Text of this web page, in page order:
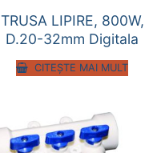
TRUSA LIPIRE, 800W,
D.20-32mm Digitala
CITEȘTE MAI MULT